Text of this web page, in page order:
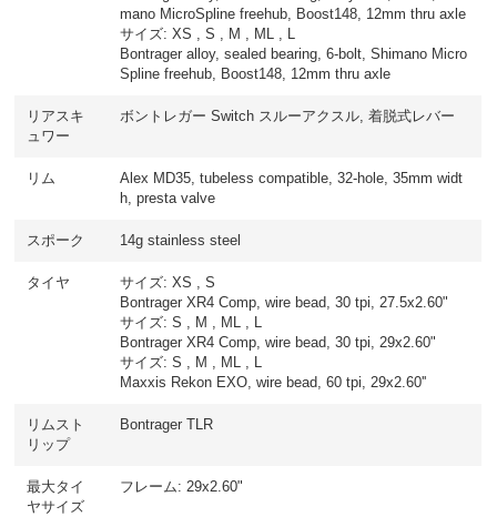
mano MicroSpline freehub, Boost148, 12mm thru axle
サイズ: XS , S , M , ML , L
Bontrager alloy, sealed bearing, 6-bolt, Shimano Micro
Spline freehub, Boost148, 12mm thru axle
リアスキ
ュワー
ボントレガー Switch スルーアクスル, 着脱式レバー
リム
Alex MD35, tubeless compatible, 32-hole, 35mm widt
h, presta valve
スポーク 14g stainless steel
タイヤ
サイズ: XS , S
Bontrager XR4 Comp, wire bead, 30 tpi, 27.5x2.60"
サイズ: S , M , ML , L
Bontrager XR4 Comp, wire bead, 30 tpi, 29x2.60"
サイズ: S , M , ML , L
Maxxis Rekon EXO, wire bead, 60 tpi, 29x2.60''
リムスト
リップ
Bontrager TLR
最大タイ
ヤサイズ
フレーム: 29x2.60"